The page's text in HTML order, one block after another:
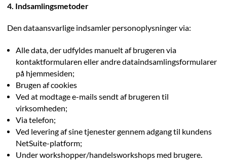
4. Indsamlingsmetoder
Den dataansvarlige indsamler personoplysninger via:
Alle data, der udfyldes manuelt af brugeren via
kontaktformularen eller andre dataindsamlingsformularer
på hjemmesiden;
Brugen af cookies
Ved at modtage e-mails sendt af brugeren til
virksomheden;
Via telefon;
Ved levering af sine tjenester gennem adgang til kundens
NetSuite-platform;
Under workshopper/handelsworkshops med brugere.